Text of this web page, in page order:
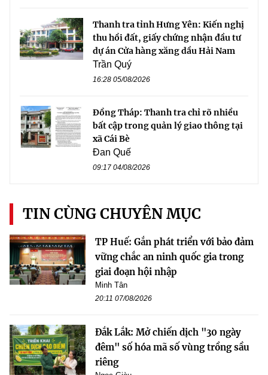
Thanh tra tỉnh Hưng Yên: Kiến nghị
thu hồi đất, giấy chứng nhận đầu tư
dự án Cửa hàng xăng dầu Hải Nam
Trần Quý
16:28 05/08/2026
Đồng Tháp: Thanh tra chỉ rõ nhiều
bất cập trong quản lý giao thông tại
xã Cái Bè
Đan Quế
09:17 04/08/2026
TIN CÙNG CHUYÊN MỤC
TP Huế: Gắn phát triển với bảo đảm
vững chắc an ninh quốc gia trong
giai đoạn hội nhập
Minh Tân
20:11 07/08/2026
Đắk Lắk: Mở chiến dịch "30 ngày
đêm" số hóa mã số vùng trồng sầu
riêng